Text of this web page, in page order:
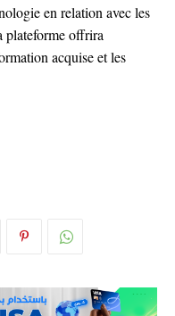
en relation avec les
plateforme offrira
acquise et les